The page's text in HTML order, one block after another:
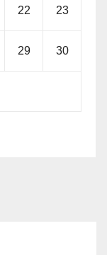
22 23
29 30